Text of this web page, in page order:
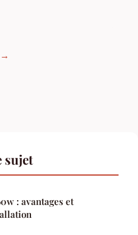
sujet
: avantages et